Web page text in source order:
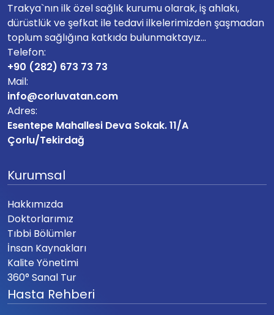
Trakya`nın ilk özel sağlık kurumu olarak, iş ahlakı,
dürüstlük ve şefkat ile tedavi ilkelerimizden şaşmadan
toplum sağlığına katkıda bulunmaktayız...
Telefon:
+90 (282) 673 73 73
Mail:
info@corluvatan.com
Adres:
Esentepe Mahallesi Deva Sokak. 11/A
Çorlu/Tekirdağ
Kurumsal
Hakkımızda
Doktorlarımız
Tıbbi Bölümler
İnsan Kaynakları
Kalite Yönetimi
360° Sanal Tur
Hasta Rehberi